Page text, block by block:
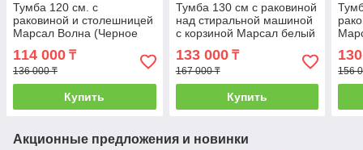
Тумба 120 см. с
раковиной и столешницей
Марсал Волна (Черное
стиральной машиной. РФ
114 000 ₸
136 000 ₸
Купить
Тумба 130 см с раковиной
над стиральной машиной
с корзиной Марсал белый
133 000₸
167 000 ₸
Купить
156
Акционные предложения и новинки